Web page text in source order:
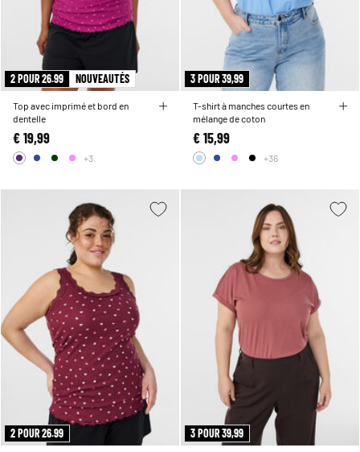
2 POUR 26.99 NOUVEAUTÉS
Top avec imprimé et bord en
dentelle
€ 19,99
+3
3 POUR 39,99
T-shirt à manches courtes en
mélange de coton
€ 15,99
+36
2 POUR 26.99 3 POUR 39,99